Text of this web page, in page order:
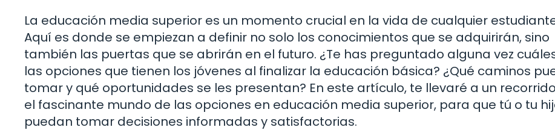
La educación media superior es un momento crucial en la vida de cualquier
Aquí es donde se empiezan a definir no solo los conocimientos que se adquirirán, sino
también las puertas que se abrirán en el futuro. ¿Te has preguntado alguna vez
las opciones que tienen los jóvenes al finalizar la educación básica? ¿Qué caminos
tomar y qué oportunidades se les presentan? En este artículo, te llevaré a un
el fascinante mundo de las opciones en educación media superior, para que tú o tu
puedan tomar decisiones informadas y satisfactorias.